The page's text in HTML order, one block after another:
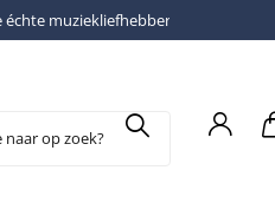
échte muziekliefhebber